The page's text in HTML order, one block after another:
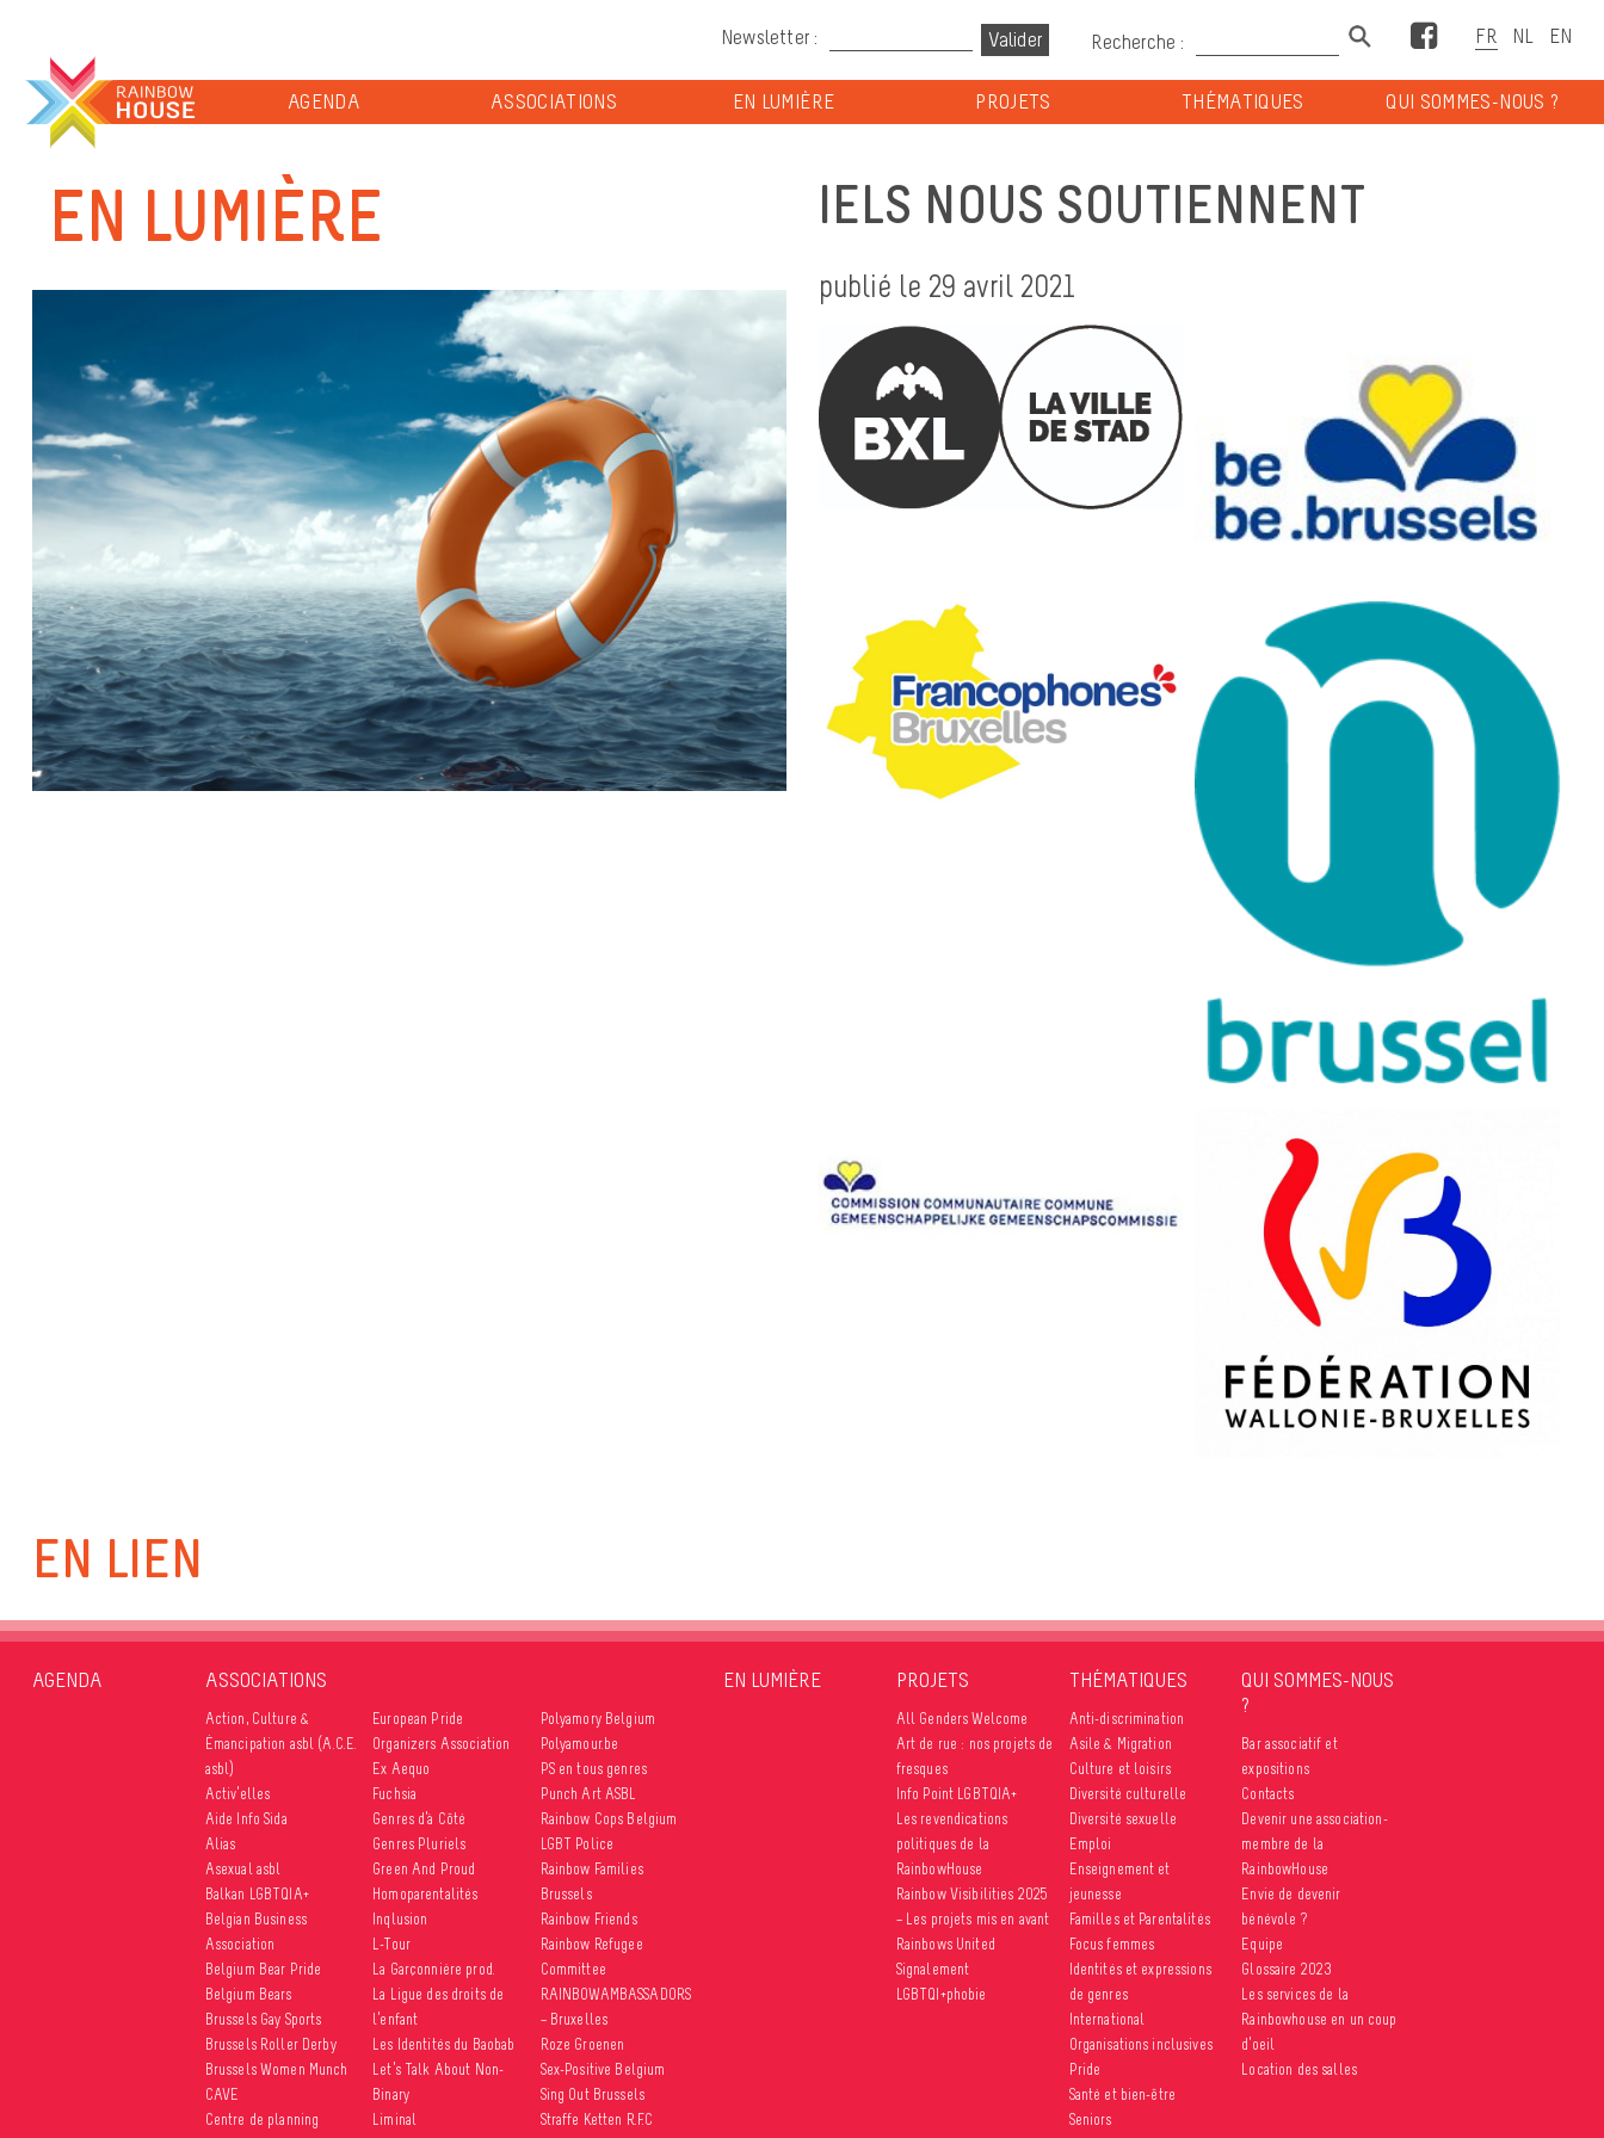
Newsletter : Recherche : Facebook
AGENDA ASSOCIATIONS EN LUMIÈRE PROJETS THÉMATIQUES QUI SOMMES-NOUS ?
EN LUMIÈRE IELS NOUS SOUTIENNENT
publié le 29 avril 2021
EN LIEN
AGENDA ASSOCIATIONS
Action, Culture &
Émancipation asbl (A.C.E.
asbl)
Activ’elles
Aide Info Sida
Alias
Asexual asbl
Balkan LGBTQIA+
Belgian Business
Association
Belgium Bear Pride
Belgium Bears
Brussels Gay Sports
Brussels Roller Derby
Brussels Women Munch
CAVE
Centre de planning
European Pride
Organizers Association
Ex Aequo
Fuchsia
Genres d’à Côté
Genres Pluriels
Green And Proud
Homoparentalités
Inqlusion
L-Tour
La Garçonnière prod.
La Ligue des droits de
l’enfant
Les Identités du Baobab
Let’s Talk About Non-
Binary
Liminal
Polyamory Belgium
Polyamour.be
PS en tous genres
Punch Art ASBL
Rainbow Cops Belgium
LGBT Police
Rainbow Families
Brussels
Rainbow Friends
Rainbow Refugee
Committee
RAINBOWAMBASSADORS
– Bruxelles
Roze Groenen
Sex-Positive Belgium
Sing Out Brussels
Straffe Ketten R.F.C
EN LUMIÈRE PROJETS
All Genders Welcome
Art de rue : nos projets de
fresques
Info Point LGBTQIA+
Les revendications
politiques de la
RainbowHouse
Rainbow Visibilities 2025
– Les projets mis en avant
Rainbows United
Signalement
LGBTQI+phobie
THÉMATIQUES
Anti-discrimination
Asile & Migration
Culture et loisirs
Diversité culturelle
Diversité sexuelle
Emploi
Enseignement et
jeunesse
Familles et Parentalités
Focus femmes
Identités et expressions
de genres
International
Organisations inclusives
Pride
Santé et bien-être
Seniors
QUI SOMMES-NOUS
?
Bar associatif et
expositions
Contacts
Devenir une association-
membre de la
RainbowHouse
Envie de devenir
bénévole ?
Equipe
Glossaire 2023
Les services de la
Rainbowhouse en un coup
d’oeil
Location des salles